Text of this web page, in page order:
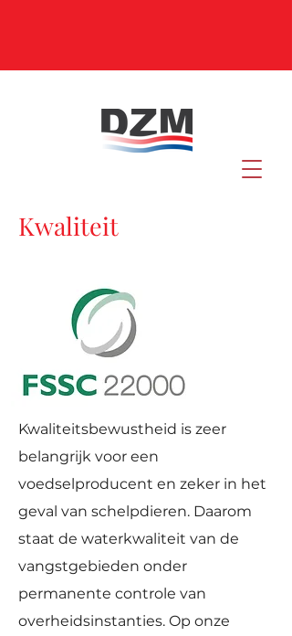
Kwaliteit
Kwaliteitsbewustheid is zeer
belangrijk voor een
voedselproducent en zeker in het
geval van schelpdieren. Daarom
staat de waterkwaliteit van de
vangstgebieden onder
permanente controle van
overheidsinstanties. Op onze